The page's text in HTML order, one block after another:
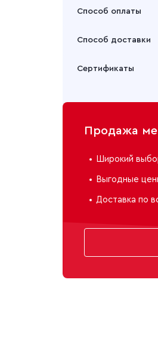
Способ оплаты
Способ доставки
или через
Сертификаты
Продажа
Широкий
Выгодные
Доставка по